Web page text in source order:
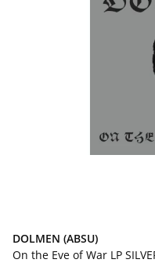
DOLMEN (ABSU)
On the Eve of War LP